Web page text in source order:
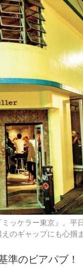
ッケラー東京』。平
のギャップにも心掴
準のビアパブ！